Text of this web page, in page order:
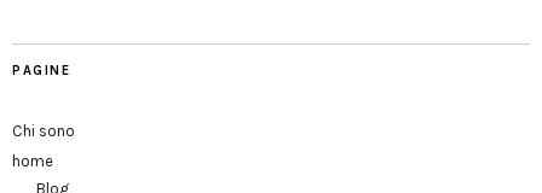
PAGINE
Chi sono
home
Blog